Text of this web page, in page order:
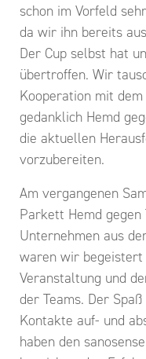
schon im Vorfeld
da wir ihn bereits
Der Cup selbst hat
übertroffen. Wir
Kooperation mit
gedanklich Hemd
die aktuellen
vorzubereiten.
Am vergangenen
Parkett Hemd
Unternehmen aus
waren wir
Veranstaltung und
der Teams. Der
Kontakte auf- und
haben den